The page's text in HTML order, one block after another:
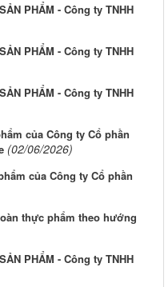
PHẨM - Công ty TNHH
PHẨM - Công ty TNHH
PHẨM - Công ty TNHH
của Công ty Cổ phần
(02/06/2026)
của Công ty Cổ phần
thực phẩm theo hướng
PHẨM - Công ty TNHH